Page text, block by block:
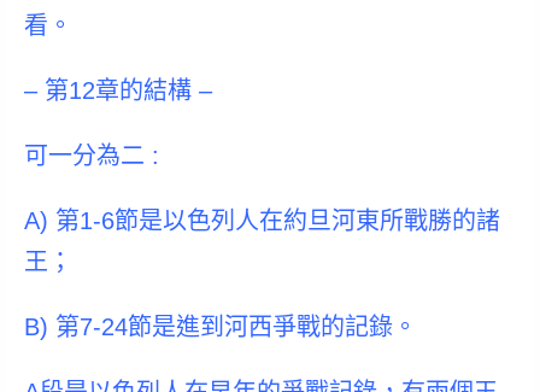
看。
– 第12章的結構 –
可一分為二 :
A) 第1-6節是以色列人在約旦河東所戰勝的諸
王 ；
B) 第7-24節是進到 河西爭戰的記錄。